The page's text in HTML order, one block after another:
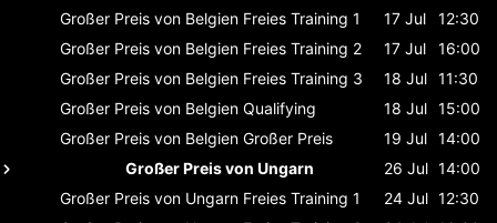
Großer Preis von Belgien Freies Training 1 17 Jul
12:30
Großer Preis von Belgien Freies Training 2 17 Jul
16:00
Großer Preis von Belgien Freies Training 3 18 Jul 11:30
Großer Preis von Belgien Qualifying 18 Jul 15:00
Großer Preis von Belgien Großer Preis 19 Jul 14:00
Großer Preis von Ungarn
26 Jul 14:00
Großer Preis von Ungarn Freies Training 1 24 Jul 12:30